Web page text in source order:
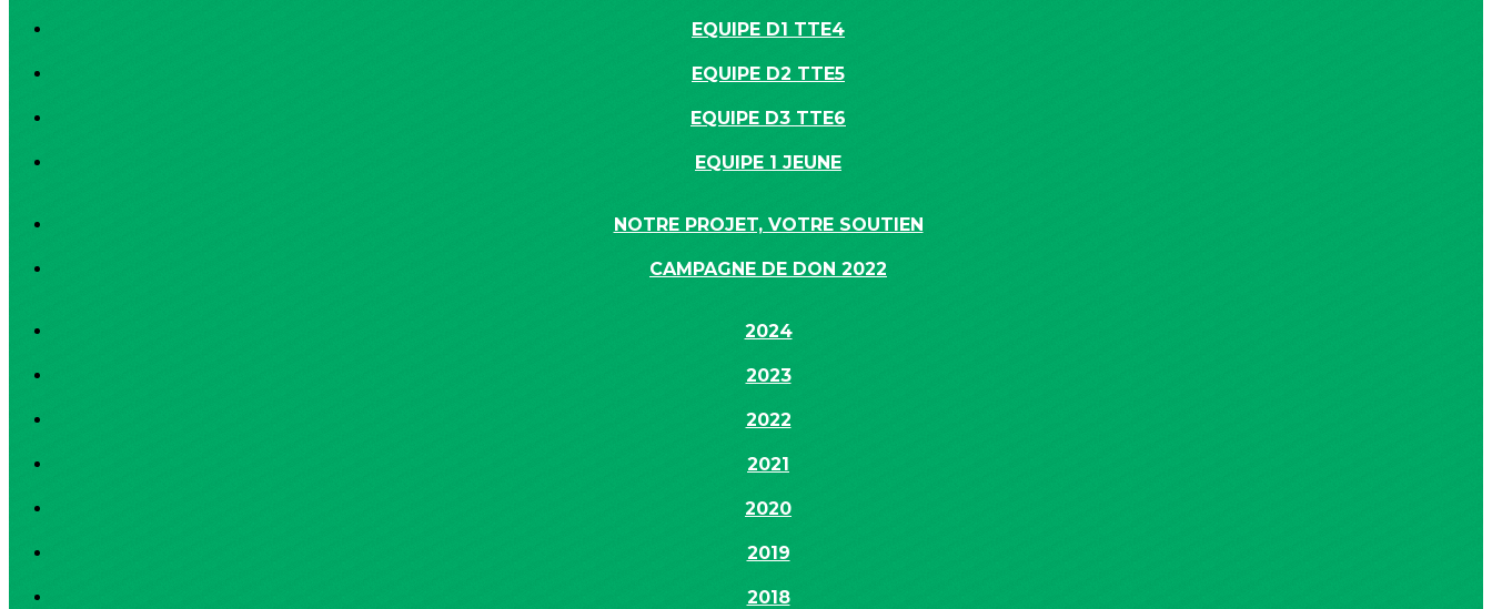
EQUIPE D1 TTE4
EQUIPE D2 TTE5
EQUIPE D3 TTE6
EQUIPE 1 JEUNE
NOTRE PROJET, VOTRE SOUTIEN
CAMPAGNE DE DON 2022
2024
2023
2022
2021
2020
2019
2018